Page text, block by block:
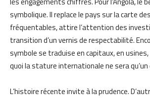
symbolique. Il replace le pays sur la carte
fréquentables, attire l’attention des
transition d’un vernis de respectabilité.
symbole se traduise en capitaux, en
quoi la stature internationale ne sera qu’un
L’histoire récente invite à la prudence.